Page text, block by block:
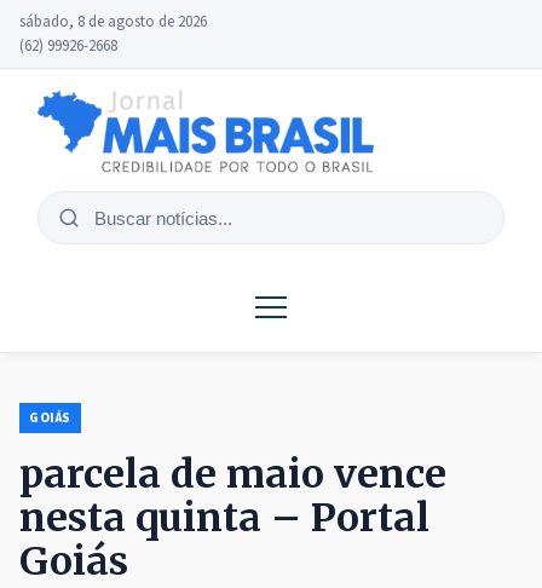
sábado, 8 de agosto de 2026
(62) 99926-2668
Buscar
GOIÁS
parcela de maio vence
nesta quinta – Portal
Goiás